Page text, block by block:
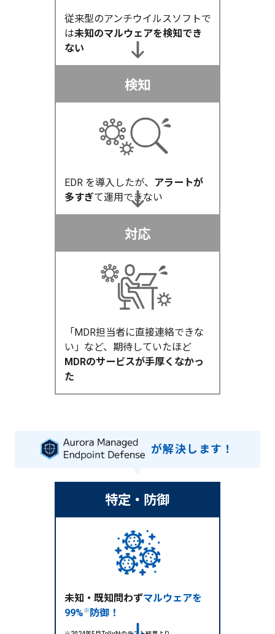
従来型のアンチウイルスソフトで
は未知のマルウェアを検知でき
ない
検知
EDR を導入したが、
アラートが
多すぎて運用できない
対応
「MDR担当者に直接連絡できな
い」など、期待していたほど
MDRのサービスが手厚くなかっ
た
が解決します！
特定・防御
未知・既知問わずマルウェアを
99%※ 防御！